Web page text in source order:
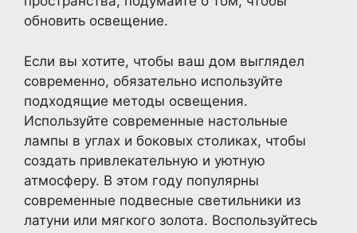
обновить освещение.
Если вы хотите, чтобы ваш дом выглядел
современно, обязательно используйте
подходящие методы освещения.
Используйте современные настольные
лампы в углах и боковых столиках, чтобы
создать привлекательную и уютную
атмосферу. В этом году популярны
современные подвесные светильники из
латуни или мягкого золота. Воспользуйтесь